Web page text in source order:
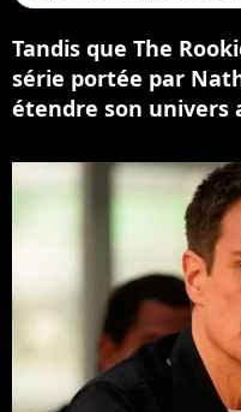
Tandis que The
série portée par
étendre son univers